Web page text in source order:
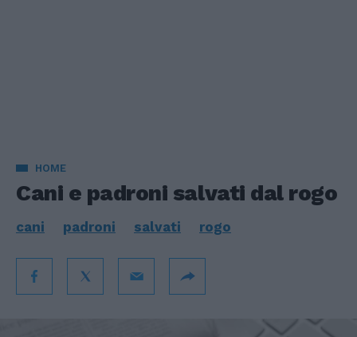
HOME
Cani e padroni salvati dal rogo
cani padroni salvati rogo